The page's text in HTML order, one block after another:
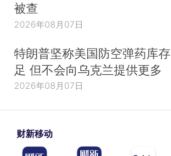
被查
2026年08月07日
特朗普坚称美国防空弹药库
足 但不会向乌克兰提供更多
2026年08月07日
财新移动